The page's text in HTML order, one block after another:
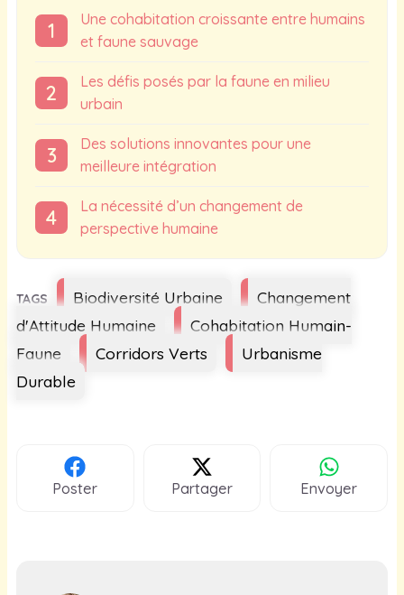
Une cohabitation croissante entre humains
et faune sauvage
Les défis posés par la faune en milieu
urbain
Des solutions innovantes pour une
meilleure intégration
La nécessité d’un changement de
perspective humaine
Étiquettes
Biodiversité Urbaine
Changement
d'Attitude Humaine
Cohabitation Humain-
Faune
Corridors Verts
Urbanisme
Durable
Poster Partager Envoyer